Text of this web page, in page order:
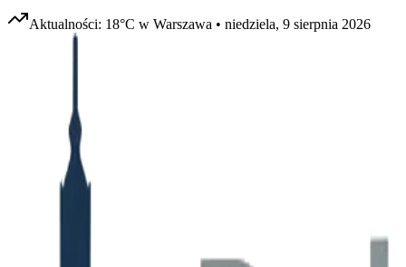
Aktualności: 18°C w Warszawa • niedziela, 9 sierpnia 2026